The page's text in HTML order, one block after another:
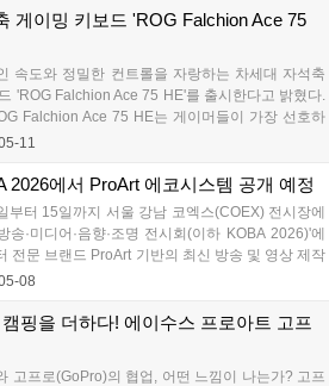
을 통해 단순한 하드웨어 성능 향상을 넘어 e
별한 수집 가치까지 제공한다....
게이밍 키보드 'ROG Falchion Ace 75
속도와 정밀한 컨트롤을 자랑하는 차세대 자석축
'ROG Falchion Ace 75 HE'를 출시한다고 밝혔다.
Falchion Ace 75 HE는 게이머들이 가장 선호하
택해, 키보드 사용 시에 반응성을 높이고 풀배열
V2X 자석축 스위치와 ROG HFX V2 스위치를
홀 센서를 탑재하여 전기적 노이즈와 간섭을 최소
정밀도와 일관된 타건감을 제공하는 것이 특징이
11
2026에서 ProArt 에코시스템 공개 예정
부터 15일까지 서울 강남 코엑스(COEX) 전시장에
·미디어·음향·조명 전시회(이하 KOBA 2026)'에
전문 브랜드 ProArt 기반의 최신 방송 및 영상 제작
밝혔다. 에이수스는 이번 KOBA 2026에서 8.5부스
에이터에게 영감을 주기 위한 최상의 모니터, 노
넌트 및 주변기기에 이르기까지 모든 카테고리에
고 직접 체험할 수 있도록 구성했다....
08
핑을 더하다! 에이수스 프로아트 고프
고프로(GoPro)의 협업, 어떤 느낌이 나는가? 고프